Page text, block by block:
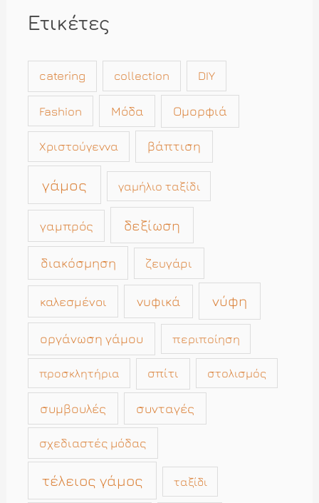
Ετικέτες
catering collection DIY
Fashion Μόδα Ομορφιά
Χριστούγεννα βάπτιση
γάμος γαμήλιο ταξίδι
γαμπρός δεξίωση
διακόσμηση ζευγάρι
καλεσμένοι νυφικά νύφη
οργάνωση γάμου περιποίηση
προσκλητήρια σπίτι στολισμός
συμβουλές συνταγές
σχεδιαστές μόδας
τέλειος γάμος ταξίδι